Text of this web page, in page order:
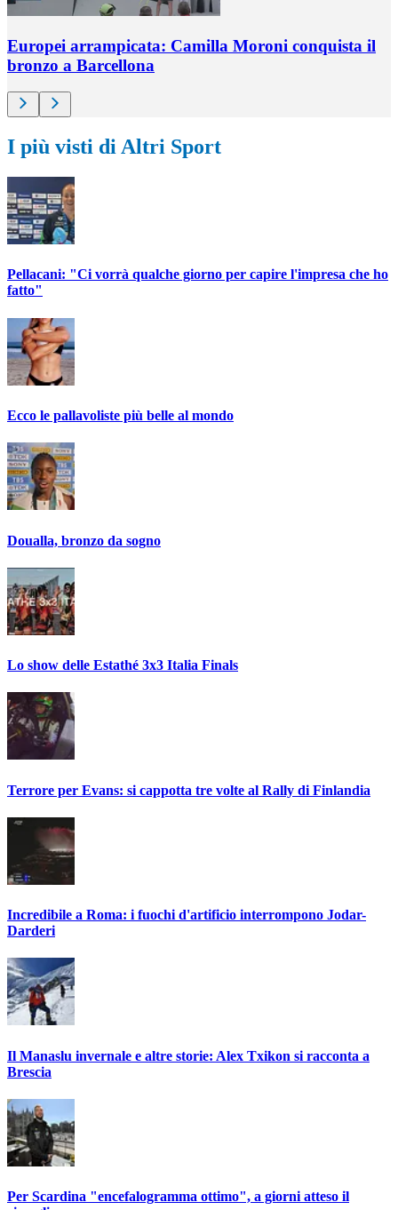
Europei arrampicata: Camilla Moroni conquista il
bronzo a Barcellona
I più visti di Altri Sport
Pellacani: "Ci vorrà qualche giorno per capire l'impresa che ho
fatto"
Ecco le pallavoliste più belle al mondo
Doualla, bronzo da sogno
Lo show delle Estathé 3x3 Italia Finals
Terrore per Evans: si cappotta tre volte al Rally di Finlandia
Incredibile a Roma: i fuochi d'artificio interrompono Jodar-
Darderi
Il Manaslu invernale e altre storie: Alex Txikon si racconta a
Brescia
Per Scardina "encefalogramma ottimo", a giorni atteso il